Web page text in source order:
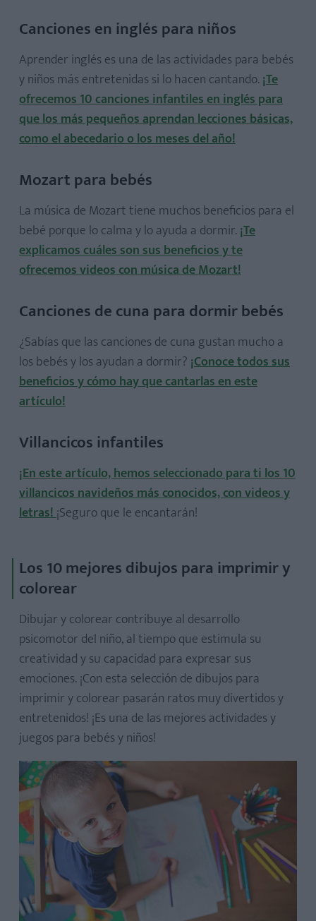
Canciones en inglés para niños
Aprender inglés es una de las actividades para bebés
y niños más entretenidas si lo hacen cantando. ¡Te
ofrecemos 10 canciones infantiles en inglés para
que los más pequeños aprendan lecciones básicas,
como el abecedario o los meses del año!
Mozart para bebés
La música de Mozart tiene muchos beneficios para el
bebé porque lo calma y lo ayuda a dormir. ¡Te
explicamos cuáles son sus beneficios y te
ofrecemos videos con música de Mozart!
Canciones de cuna para dormir bebés
¿Sabías que las canciones de cuna gustan mucho a
los bebés y los ayudan a dormir? ¡Conoce todos sus
beneficios y cómo hay que cantarlas en este
artículo!
Villancicos infantiles
¡En este artículo, hemos seleccionado para ti los 10
villancicos navideños más conocidos, con videos y
letras!¡Seguro que le encantarán!
Los 10 mejores dibujos para imprimir y
colorear
Dibujar y colorear contribuye al desarrollo
psicomotor del niño, al tiempo que estimula su
creatividad y su capacidad para expresar sus
emociones. ¡Con esta selección de dibujos para
imprimir y colorear pasarán ratos muy divertidos y
entretenidos! ¡Es una de las mejores actividades y
juegos para bebés y niños!